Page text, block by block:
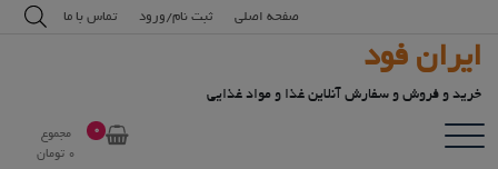
محتوا
صفحه اصلی ثبت نام/ورود تماس با ما
ایران فود
خرید و فروش و سفارش آنلاین غذا و مواد غذایی
0
مجموع
0 تومان
modal-check